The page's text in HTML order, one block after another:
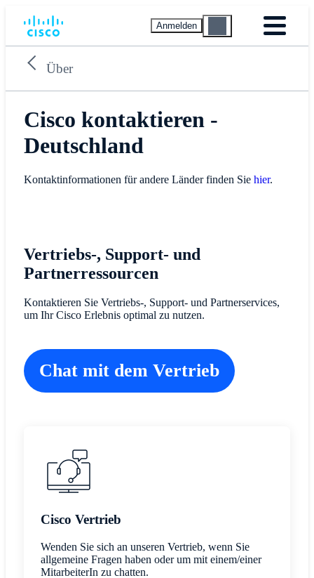
Anmelden
Über
Cisco kontaktieren -
Deutschland
Kontaktinformationen für andere Länder finden Sie hier.
Vertriebs-, Support- und
Partnerressourcen
Kontaktieren Sie Vertriebs-, Support- und Partnerservices,
um Ihr Cisco Erlebnis optimal zu nutzen.
Cisco Vertrieb
Wenden Sie sich an unseren Vertrieb, wenn Sie
allgemeine Fragen haben oder um mit einem/einer
MitarbeiterIn zu chatten.
Chat mit dem Vertrieb